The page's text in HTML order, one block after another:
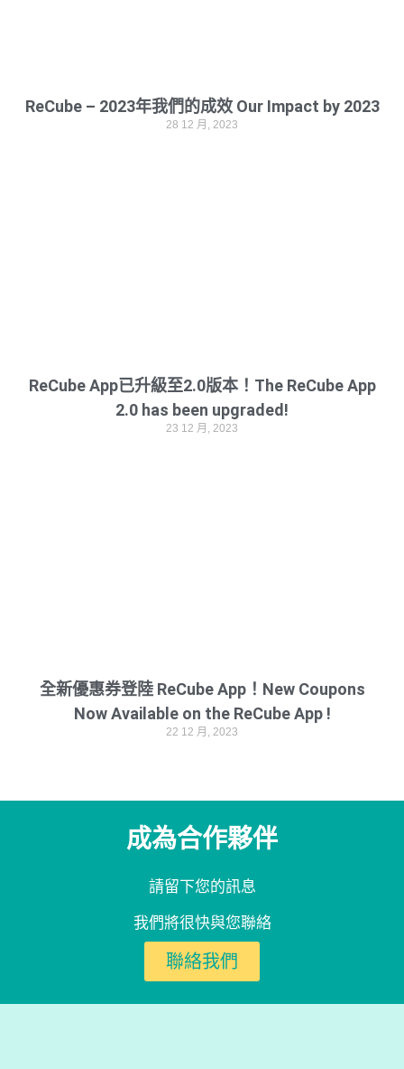
ReCube – 2023年我們的成效 Our Impact by 2023
28 12 月, 2023
ReCube App已升級至2.0版本！The ReCube App
2.0 has been upgraded!
23 12 月, 2023
全新優惠券登陸 ReCube App！New Coupons
Now Available on the ReCube App !
22 12 月, 2023
成為合作夥伴
請留下您的訊息
我們將很快與您聯絡
聯絡我們